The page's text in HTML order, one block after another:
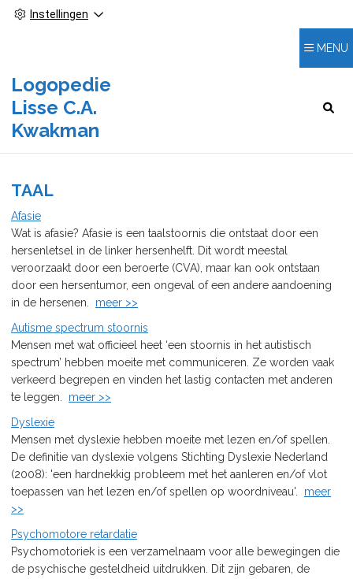
Instellingen
Logopedie
Lisse C.A.
Kwakman
MENU
TAAL
Afasie
Wat is afasie? Afasie is een taalstoornis die ontstaat door een
hersenletsel in de linker hersenhelft. Dit wordt meestal
veroorzaakt door een beroerte (CVA), maar kan ook ontstaan
door een hersentumor, een ongeval of een andere aandoening
in de hersenen. meer >>
Autisme spectrum stoornis
Mensen met wat officieel heet ‘een stoornis in het autistisch
spectrum’ hebben moeite met communiceren. Ze worden vaak
verkeerd begrepen en vinden het lastig contacten met anderen
te leggen. meer >>
Dyslexie
Mensen met dyslexie hebben moeite met lezen en/of spellen.
De definitie van dyslexie volgens Stichting Dyslexie Nederland
(2008): 'een hardnekkig probleem met het aanleren en/of vlot
toepassen van het lezen en/of spellen op woordniveau'. meer
>>
Psychomotore retardatie
Psychomotoriek is een verzamelnaam voor alle bewegingen die
de psychische gesteldheid uitdrukken. Dit zijn gebaren, de